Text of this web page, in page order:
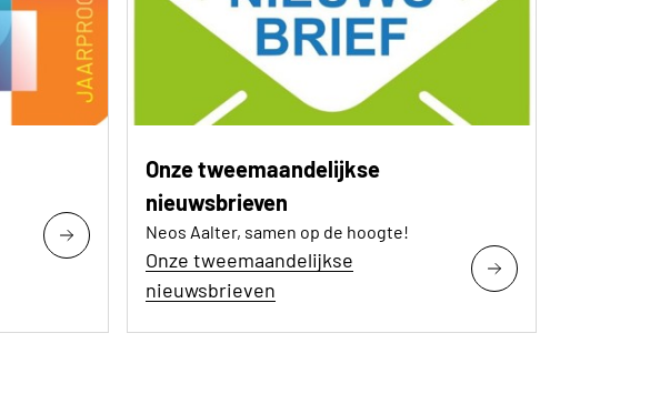
Onze tweemaandelijkse
nieuwsbrieven
Neos Aalter, samen op de hoogte!
Onze tweemaandelijkse
nieuwsbrieven